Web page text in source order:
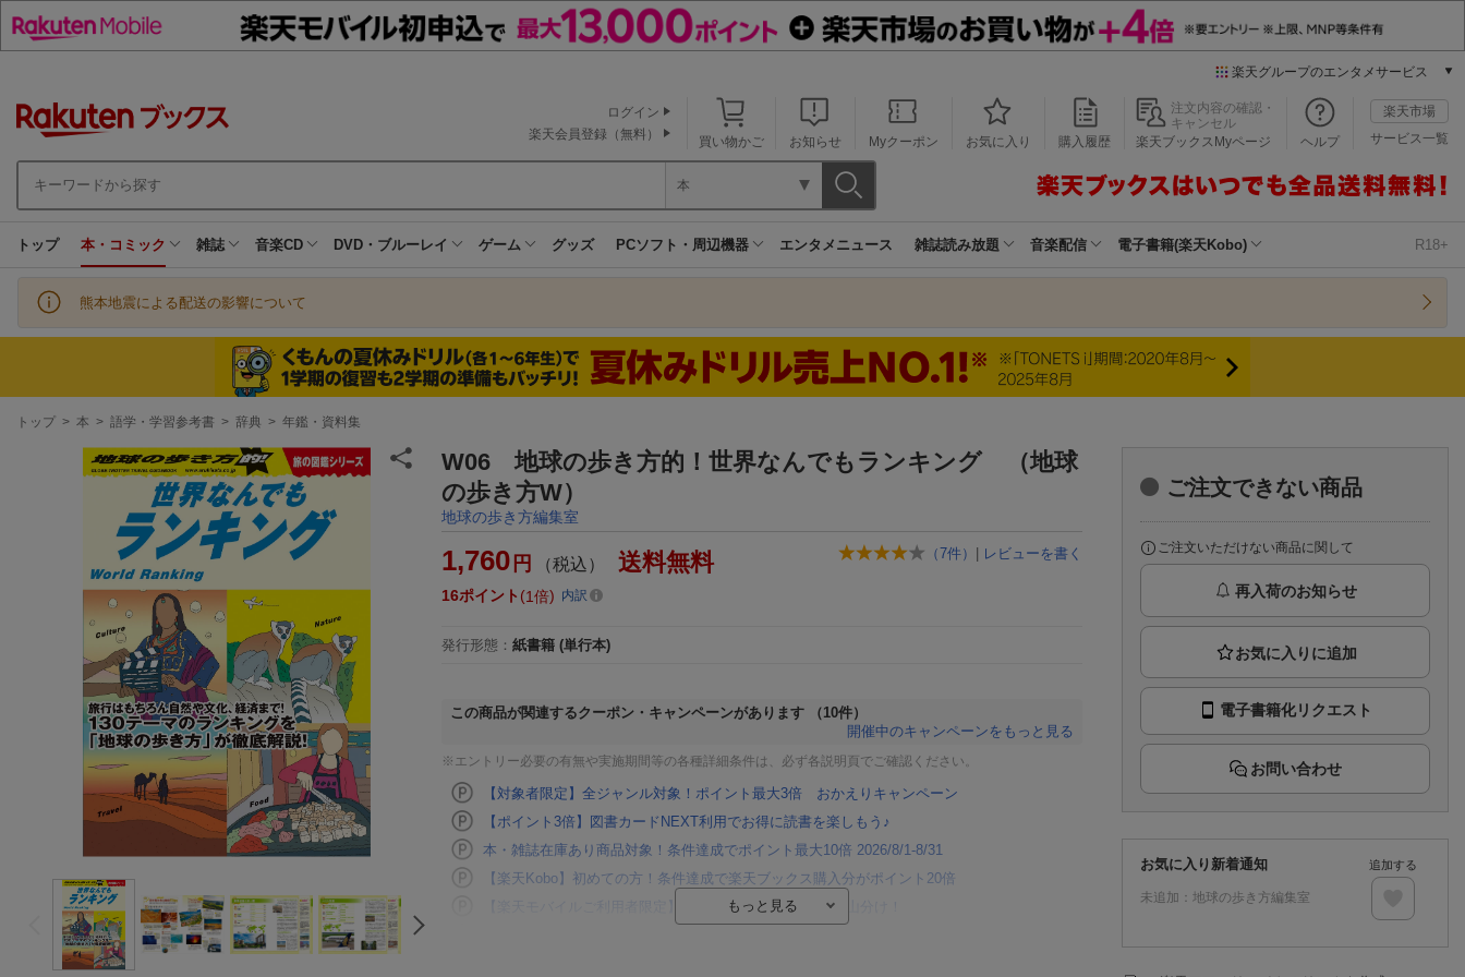
楽天グループのエンタメサービス
本/ゲーム/CD/DVD
楽天ブックス
楽天Kobo
楽天チケット
エンタメニュース
推し楽
買い物かご お知らせ Myクーポン お気に入り 購入履歴
注文内容の確認・
キャンセル
楽天ブックスMyページ
ヘルプ
楽天市場
サービス一覧
ログイン
楽天会員登録（無料）
本
トップ 本・コミック 雑誌 音楽CD DVD・ブルーレイ ゲーム グッズ PCソフト・周辺機器 エンタメニュース 雑誌読み放題 音楽配信 電子書籍(楽天Kobo) R18+
熊本地震による配送の影響について
現
トップ > 本 > 語学・学習参考書 > 辞典 > 年鑑・資料集
W06 地球の歩き方的！世界なんでもランキング （地球
の歩き方W）
地球の歩き方編集室
（7件） | レビューを書く
1,760 円 （税込） 送料無料
16ポイント 1倍 内訳
発行形態 ： 紙書籍 (単行本)
この商品が関連するクーポン・キャンペーンがあります
（10件）
開催中のキャンペーンをもっと見る
※エントリー必要の有無や実施期間等の各種詳細条件は、必ず各説明頁でご確認ください。
【対象者限定】全ジャンル対象！ポイント最大3倍 おかえりキャンペーン
【ポイント3倍】図書カードNEXT利用でお得に読書を楽しもう♪
本・雑誌在庫あり商品対象！条件達成でポイント最大10倍 2026/8/1-8/31
【楽天Kobo】初めての方！条件達成で楽天ブックス購入分がポイント20倍
【楽天モバイルご利用者限定】条件達成で100万ポイント山分け！
ご注文できない商品
ご注文いただけない商品に関して
再入荷のお知らせ
電子書籍化リクエスト
お問い合わせ
お気に入り新着通知
未追加： 地球の歩き方編集室
追加する